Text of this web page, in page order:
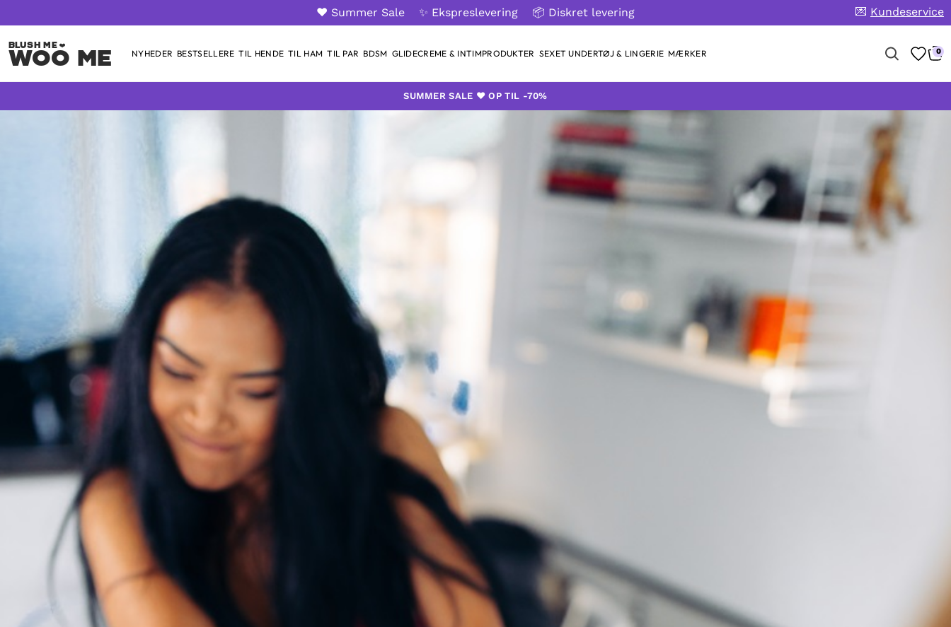
❤️ Summer Sale ✨ Ekspreslevering 📦 Diskret levering 💌 Kundeservice
Woo Me NYHEDER BESTSELLERE TIL HENDE TIL HAM TIL PAR BDSM GLIDECREME & INTIMPRODUKTER SEXET UNDERTØJ & LINGERIE MÆRKER 0
SUMMER SALE ❤️ OP TIL -70%